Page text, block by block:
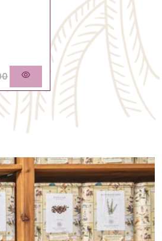
Dolce
Per ambiente
Unisex
€ 19.90 € 28.00